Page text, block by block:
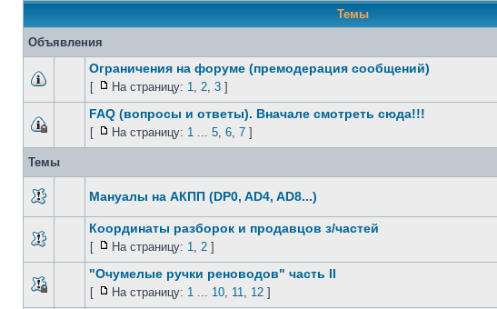
Темы
Объявления
Ограничения на форуме (премодерация сообщений)
[ На страницу: 1, 2, 3 ]
FAQ (вопросы и ответы). Вначале смотреть сюда!!!
[ На страницу: 1 ... 5, 6, 7 ]
Темы
Мануалы на АКПП (DP0, AD4, AD8...)
Координаты разборок и продавцов з/частей
[ На страницу: 1, 2 ]
"Очумелые ручки реноводов" часть II
[ На страницу: 1 ... 10, 11, 12 ]